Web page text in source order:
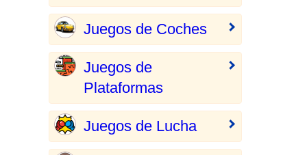
Juegos de Coches
Juegos de
Plataformas
Juegos de Lucha